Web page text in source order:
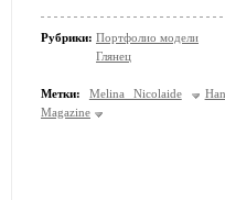
Рубрики: Портфолио модели
Глянец
Метки: Melina Nicolaide
Magazine